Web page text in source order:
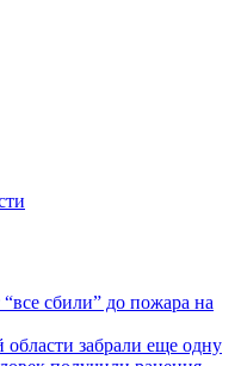
сбили” до пожара на
забрали еще одну